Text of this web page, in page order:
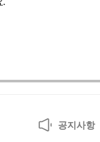
공지사항